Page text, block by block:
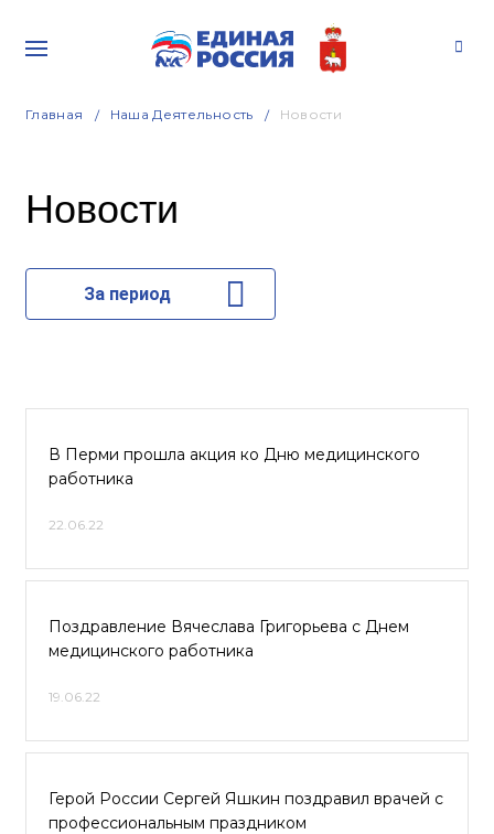
Главная Наша Деятельность Новости
Новости
За период
В Перми прошла акция ко Дню медицинского
работника
22.06.22
Поздравление Вячеслава Григорьева с Днем
медицинского работника
19.06.22
Герой России Сергей Яшкин поздравил врачей с
профессиональным праздником